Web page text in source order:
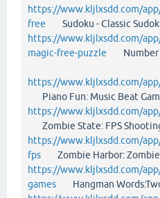
https://www.kljlxsdd.com/
free Sudoku - Classic
https://www.kljlxsdd.com/
magic-free-puzzle Number
https://www.kljlxsdd.com/
Piano Fun: Music Beat
https://www.kljlxsdd.com/
Zombie State: FPS
https://www.kljlxsdd.com/
fps Zombie Harbor:
https://www.kljlxsdd.com/
games Hangman